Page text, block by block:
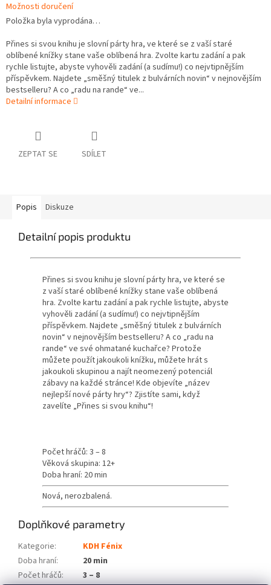
Možnosti doručení
Položka byla vyprodána…
Přines si svou knihu je slovní párty hra, ve které se z vaší staré
oblíbené knížky stane vaše oblíbená hra. Zvolte kartu zadání a pak
rychle listujte, abyste vyhověli zadání (a sudímu!) co nejvtipnějším
příspěvkem. Najdete „směšný titulek z bulvárních novin“ v nejnovějším
bestselleru? A co „radu na rande“ ve...
Detailní informace
ZEPTAT SE SDÍLET
Popis Diskuze
Detailní popis produktu
Přines si svou knihu je slovní párty hra, ve které se
z vaší staré oblíbené knížky stane vaše oblíbená
hra. Zvolte kartu zadání a pak rychle listujte, abyste
vyhověli zadání (a sudímu!) co nejvtipnějším
příspěvkem. Najdete „směšný titulek z bulvárních
novin“ v nejnovějším bestselleru? A co „radu na
rande“ ve své ohmatané kuchařce? Protože
můžete použít jakoukoli knížku, můžete hrát s
jakoukoli skupinou a najít neomezený potenciál
zábavy na každé stránce! Kde objevíte „název
nejlepší nové pártyhry“? Zjistíte sami, když
zavelíte „Přines si svou knihu“!
Počet hráčů: 3 – 8
Věková skupina: 12+
Doba hraní: 20 min
Nová, nerozbalená.
Doplňkové parametry
Kategorie:
KDH Fénix
Doba hraní:
20 min
Počet hráčů:
3 – 8